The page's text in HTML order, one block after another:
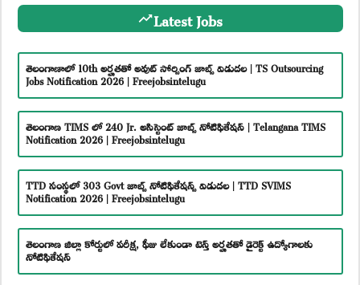
Latest Jobs
తెలంగాణాలో 10th అర్హతతో అవుట్ సోర్సింగ్ జాబ్స్ విడుదల | TS Outsourcing
Jobs Notification 2026 | Freejobsintelugu
తెలంగాణ TIMS లో 240 Jr. అసిస్టెంట్ జాబ్స్ నోటిఫికేషన్ | Telangana TIMS
Notification 2026 | Freejobsintelugu
TTD సంస్థలో 303 Govt జాబ్స్ నోటిఫికేషన్స్ విడుదల | TTD SVIMS
Notification 2026 | Freejobsintelugu
తెలంగాణ జిల్లా కోర్టులో పరీక్ష, ఫీజు లేకుండా టెన్త్ అర్హతతో డైరెక్ట్ ఉద్యోగాలకు
నోటిఫికేషన్